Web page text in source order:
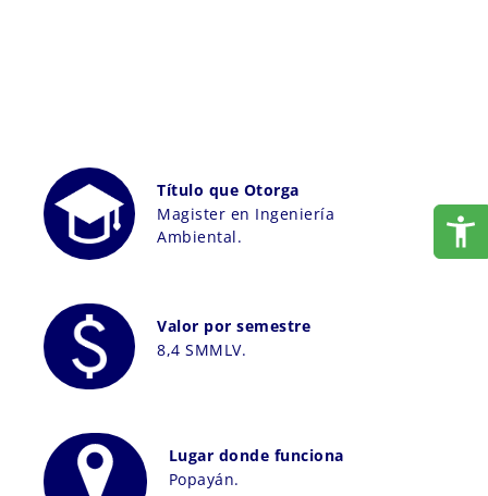
Título que Otorga
Magister en Ingeniería
Ambiental.
Valor por semestre
8,4 SMMLV.
Lugar donde funciona
Popayán.